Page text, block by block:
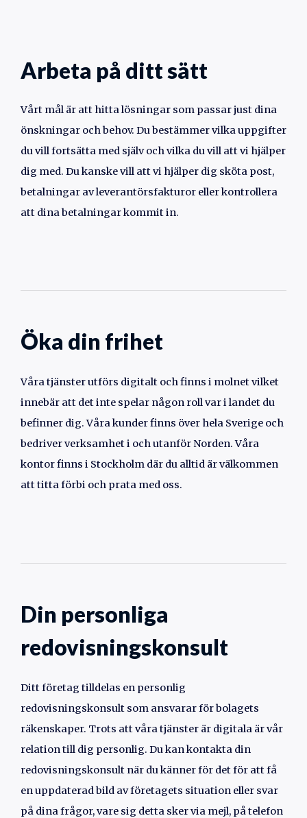
Arbeta på ditt sätt
Vårt mål är att hitta lösningar som passar just dina
önskningar och behov. Du bestämmer vilka uppgifter
du vill fortsätta med själv och vilka du vill att vi hjälper
dig med. Du kanske vill att vi hjälper dig sköta post,
betalningar av leverantörsfakturor eller kontrollera
att dina betalningar kommit in.
Öka din frihet
Våra tjänster utförs digitalt och finns i molnet vilket
innebär att det inte spelar någon roll var i landet du
befinner dig. Våra kunder finns över hela Sverige och
bedriver verksamhet i och utanför Norden. Våra
kontor finns i Stockholm där du alltid är välkommen
att titta förbi och prata med oss.
Din personliga
redovisningskonsult
Ditt företag tilldelas en personlig
redovisningskonsult som ansvarar för bolagets
räkenskaper. Trots att våra tjänster är digitala är vår
relation till dig personlig. Du kan kontakta din
redovisningskonsult när du känner för det för att få
en uppdaterad bild av företagets situation eller svar
på dina frågor, vare sig detta sker via mejl, på telefon